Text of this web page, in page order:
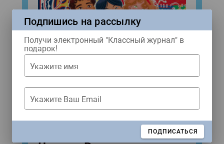
Подпишись на рассылку
Получи электронный "Классный журнал" в
подарок!
Укажите имя
Укажите Ваш Email
ПОДПИСАТЬСЯ